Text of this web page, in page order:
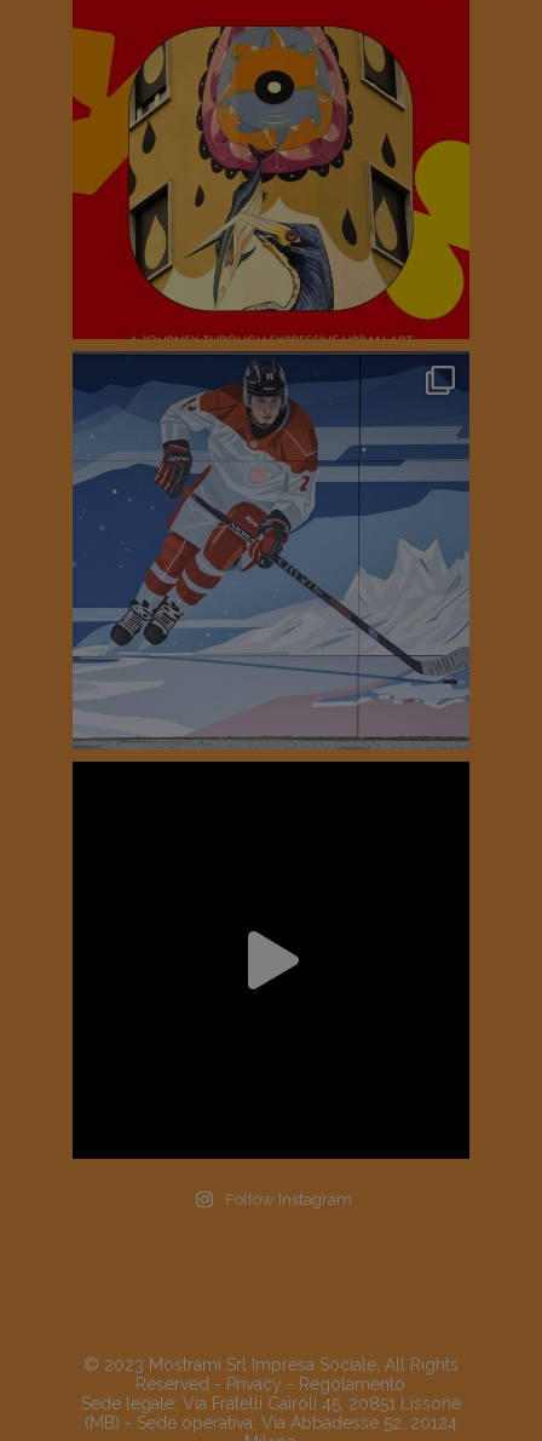
Follow Instagram
© 2023 Mostrami Srl Impresa Sociale, All Rights
Reserved - Privacy - Regolamento
Sede legale: Via Fratelli Cairoli 45, 20851 Lissone
(MB) - Sede operativa: Via Abbadesse 52, 20124